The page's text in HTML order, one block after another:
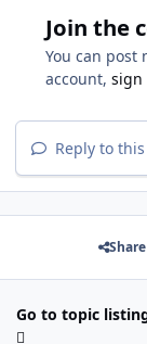
Join the
You can post
account, sign
Reply to
Share
Go to topic